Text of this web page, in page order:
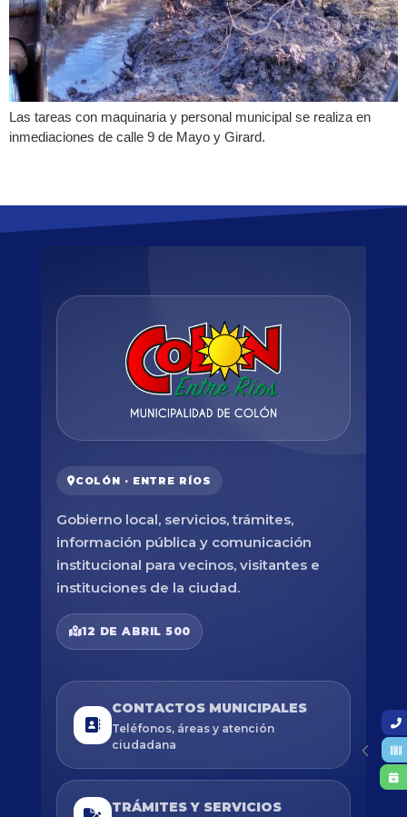
Las tareas con maquinaria y personal municipal se realiza en
inmediaciones de calle 9 de Mayo y Girard.
COLÓN · ENTRE RÍOS
Gobierno local, servicios, trámites,
información pública y comunicación
institucional para vecinos, visitantes e
instituciones de la ciudad.
12 DE ABRIL 500
CONTACTOS MUNICIPALES
Teléfonos, áreas y atención
ciudadana
TRÁMITES Y SERVICIOS